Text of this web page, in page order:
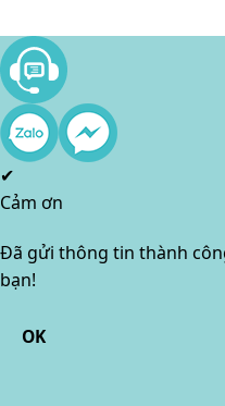
✔
Cảm ơn
Đã gửi thông tin thành
bạn!
OK